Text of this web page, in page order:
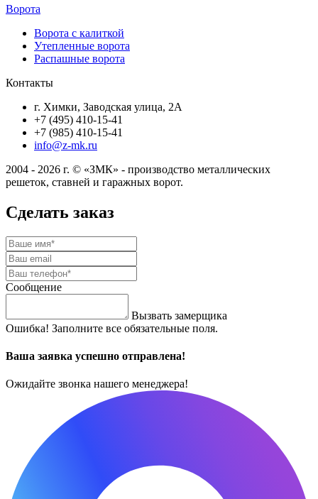
Ворота
Ворота с калиткой
Утепленные ворота
Распашные ворота
Контакты
г. Химки, Заводская улица, 2А
+7 (495) 410-15-41
+7 (985) 410-15-41
info@z-mk.ru
2004 - 2026 г. © «ЗМК» - производство металлических
решеток, ставней и гаражных ворот.
Сделать заказ
Сообщение
Вызвать замерщика
Ошибка! Заполните все обязательные поля.
Ваша заявка успешно отправлена!
Ожидайте звонка нашего менеджера!